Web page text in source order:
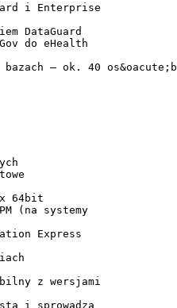
i Enterprise
DataGuard
do eHealth
– ok. 40 os&oacute;b
64bit
(na systemy
Express
z wersjami
i sprowadza